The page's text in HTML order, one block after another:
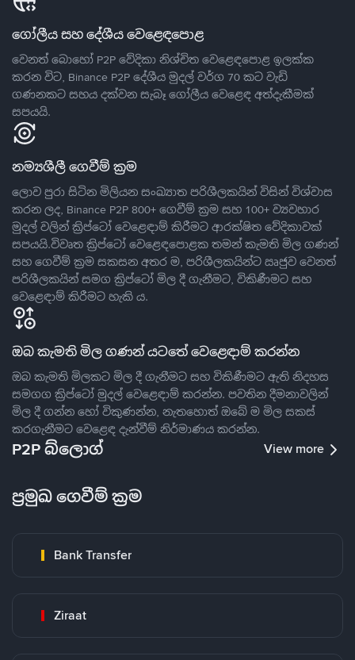
ගෝලීය සහ දේශීය වෙළෙඳපොළ
වෙනත් බොහෝ P2P වේදිකා නිශ්චිත වෙළෙඳපොළ ඉලක්ක
කරන විට, Binance P2P දේශීය මුදල් වර්ග 70 කට වැඩි
ගණනකට සහය දක්වන සැබෑ ගෝලීය වෙළෙඳ අත්දැකීමක්
සපයයි.
නම්‍යශීලී ගෙවීම් ක්‍රම
ලොව පුරා සිටින මිලියන සංඛ්‍යාත පරිශීලකයින් විසින් විශ්වාස
කරන ලද, Binance P2P 800+ ගෙවීම් ක්‍රම සහ 100+ ව්‍යවහාර
මුදල් වලින් ක්‍රිප්ටෝ වෙළෙඳාම් කිරීමට ආරක්ෂිත වේදිකාවක්
සපයයි.විවෘත ක්‍රිප්ටෝ වෙළෙඳපොළක තමන් කැමති මිල ගණන්
සහ ගෙවීම් ක්‍රම සකසන අතර ම, පරිශීලකයින්ට ඍජුව වෙනත්
පරිශීලකයින් සමග ක්‍රිප්ටෝ මිල දී ගැනීමට, විකිණීමට සහ
වෙළෙඳාම් කිරීමට හැකි ය.
ඔබ කැමති මිල ගණන් යටතේ වෙළෙඳාම් කරන්න
ඔබ කැමති මිලකට මිල දී ගැනීමට සහ විකිණීමට ඇති නිදහස
සමගග ක්‍රිප්ටෝ මුදල් වෙළෙඳාම් කරන්න. පවතින දීමනාවලින්
මිල දී ගන්න හෝ විකුණන්න, නැතහොත් ඔබේ ම මිල සකස්
කරගැනීමට වෙළෙඳ දැන්වීම් නිර්මාණය කරන්න.
P2P බ්ලොග් View more
ප්‍රමුඛ ගෙවීම් ක්‍රම
Bank Transfer
Ziraat